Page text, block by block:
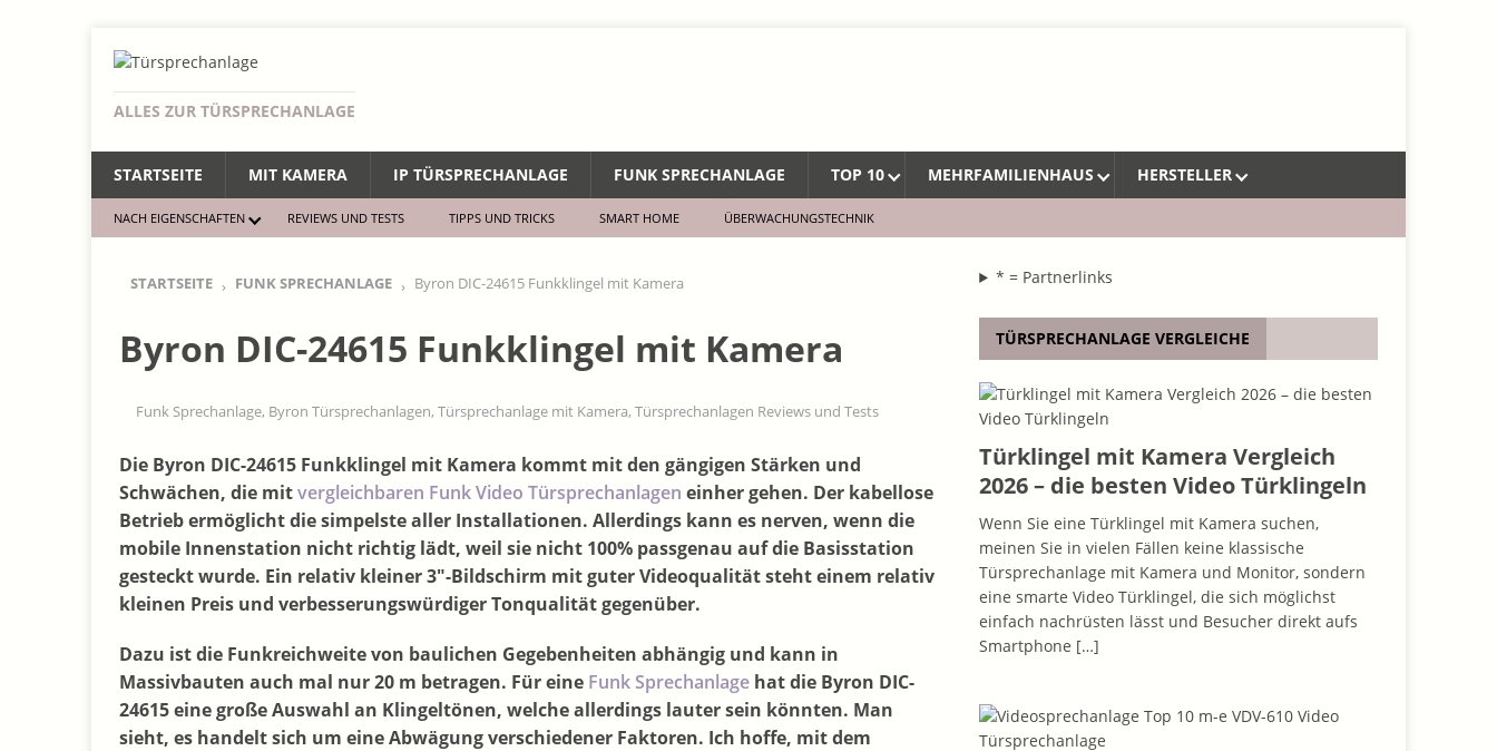
ALLES ZUR TÜRSPRECHANLAGE
STARTSEITE MIT KAMERA IP TÜRSPRECHANLAGE FUNK SPRECHANLAGE TOP 10 MEHRFAMILIENHAUS HERSTELLER
NACH EIGENSCHAFTEN REVIEWS UND TESTS TIPPS UND TRICKS SMART HOME ÜBERWACHUNGSTECHNIK
STARTSEITE FUNK SPRECHANLAGE Byron DIC-24615 Funkklingel mit Kamera
Byron DIC-24615 Funkklingel mit Kamera
Funk Sprechanlage, Byron Türsprechanlagen, Türsprechanlage mit Kamera, Türsprechanlagen Reviews und Tests
Die Byron DIC-24615 Funkklingel mit Kamera kommt mit den gängigen Stärken und
Schwächen, die mitvergleichbaren Funk Video Türsprechanlagen einher gehen. Der kabellose
Betrieb ermöglicht die simpelste aller Installationen. Allerdings kann es nerven, wenn die
mobile Innenstation nicht richtig lädt, weil sie nicht 100% passgenau auf die Basisstation
gesteckt wurde. Ein relativ kleiner 3″-Bildschirm mit guter Videoqualität steht einem relativ
kleinen Preis und verbesserungswürdiger Tonqualität gegenüber.
Dazu ist die Funkreichweite von baulichen Gegebenheiten abhängig und kann in
Massivbauten auch mal nur 20 m betragen. Für eine Funk Sprechanlage hat die Byron DIC-
24615 eine große Auswahl an Klingeltönen, welche allerdings lauter sein könnten. Man
sieht, es handelt sich um eine Abwägung verschiedener Faktoren. Ich hoffe, mit dem
* = Partnerlinks
TÜRSPRECHANLAGE VERGLEICHE
Türklingel mit Kamera Vergleich
2026 – die besten Video Türklingeln
Wenn Sie eine Türklingel mit Kamera suchen,
meinen Sie in vielen Fällen keine klassische
Türsprechanlage mit Kamera und Monitor, sondern
eine smarte Video Türklingel, die sich möglichst
einfach nachrüsten lässt und Besucher direkt aufs
Smartphone […]